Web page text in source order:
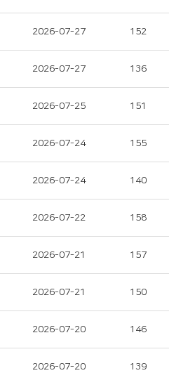
2026-07-27 152
2026-07-27 136
2026-07-25 151
2026-07-24 155
2026-07-24 140
2026-07-22 158
2026-07-21 157
2026-07-21 150
2026-07-20 146
2026-07-20 139